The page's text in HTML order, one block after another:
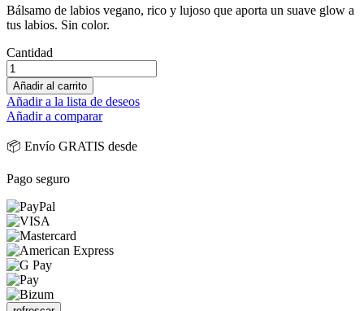
Bálsamo de labios vegano, rico y lujoso que aporta un suave glow a
tus labios. Sin color.
Cantidad
Añadir al carrito
Añadir a la lista de deseos
Añadir a comparar
📦 Envío GRATIS desde
Pago seguro